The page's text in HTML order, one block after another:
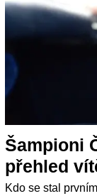
Šampioni
přehled
Kdo se stal